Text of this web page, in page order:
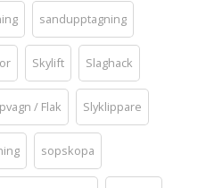
sandupptagning
Skylift Slaghack
/ Flak Slyklippare
sopskopa